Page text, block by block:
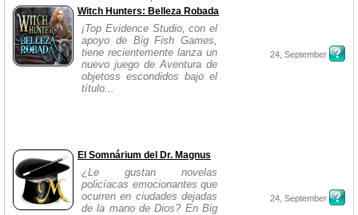
Witch Hunters: Belleza Robada
¡Top Evidence Studio, con el
apoyo de Big Fish Games,
tiene recientemente lanza un
nuevo juego de Aventura de
objetoss escondidos bajo el
título...
24, September
El Somnárium del Dr. Magnus
¿Le gustan novelas
policíacas emocionantes que
ocurren en ciudades dejadas
de la mano de Dios? En Big
24, September